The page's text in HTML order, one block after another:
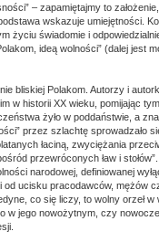
– zapamiętajmy to
wskazuje umiejętności.
życiu świadomie i
ideą wolności” (dalej jest
bliskiej Polakom. Autorzy i
w historii XX wieku, pomijając
żyło w poddaństwie, a
przez szlachtę sprowadzało
łaciną, zwyciężania
przewróconych ław i
narodowej, definiowanej
ucisku pracodawców, mężów
co się liczy, to wolny orzeł w
w jego nowożytnym, czy